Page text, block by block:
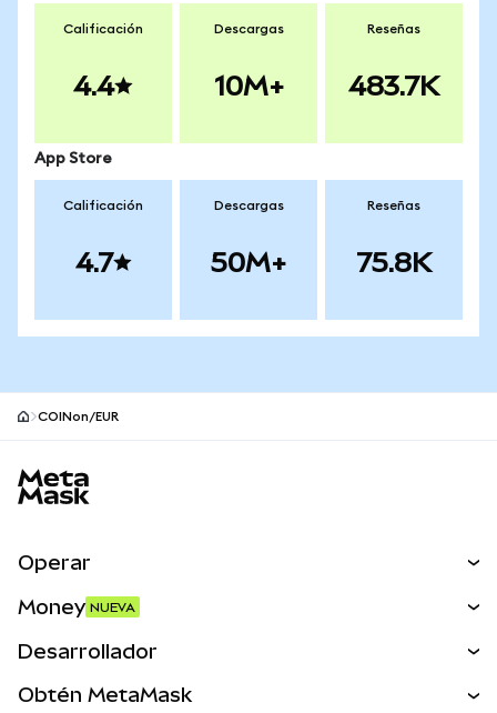
Calificación
4.4
Descargas
10M+
Reseñas
483.7K
App Store
Calificación
4.7
Descargas
50M+
Reseñas
75.8K
COINon/EUR
Operar
Activos del mundo real
Money NUEVA
Desarrollador
Obtén MetaMask